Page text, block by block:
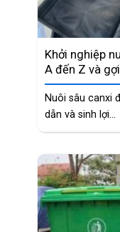
Khởi nghiệp
A đến Z và
Nuôi sâu canxi
dẫn và sinh lợi...